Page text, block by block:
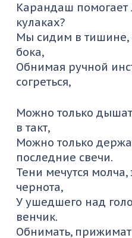
Карандаш помогает
кулаках?
Мы сидим в тишине,
бока,
Обнимая ручной
согреться,
Можно только
в такт,
Можно только
последние свечи.
Тени мечутся
чернота,
У ушедшего над
венчик.
Обнимать,